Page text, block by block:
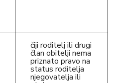
čiji roditelj ili drugi
član obitelji nema
priznato pravo na
status roditelja
njegovatelja ili